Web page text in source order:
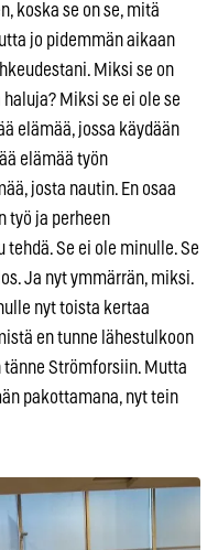
koska se on se, mitä
jo pidemmän aikaan
Miksi se on
Miksi se ei ole se
elämää, jossa käydään
elämää työn
josta nautin. En osaa
työ ja perheen
Se ei ole minulle. Se
Ja nyt ymmärrän, miksi.
nyt toista kertaa
en tunne lähestulkoon
tänne Strömforsiin. Mutta
pakottamana, nyt tein